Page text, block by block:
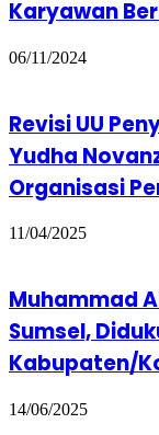
Karyawan
06/11/2024
Revisi UU
Yudha
Organisasi
11/04/2025
Muhammad
Sumsel,
Kabupaten/
14/06/2025